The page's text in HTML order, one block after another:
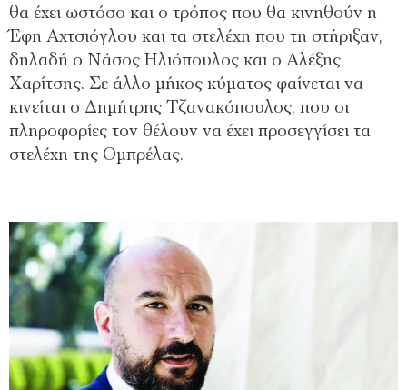
θα έχει ωστόσο και ο τρόπος που θα κινηθούν η
Έφη Αχτσιόγλου και τα στελέχη που τη στήριξαν,
δηλαδή ο Νάσος Ηλιόπουλος και ο Αλέξης
Χαρίτσης. Σε άλλο μήκος κύματος φαίνεται να
κινείται ο Δημήτρης Τζανακόπουλος, που οι
πληροφορίες τον θέλουν να έχει προσεγγίσει τα
στελέχη της Ομπρέλας.